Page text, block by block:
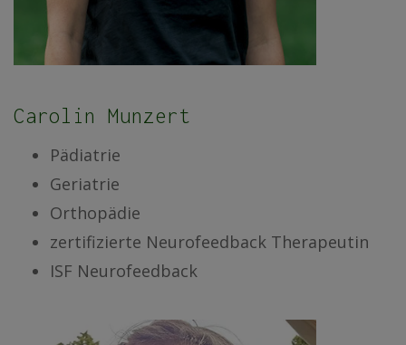
Carolin Munzert
Pädiatrie
Geriatrie
Orthopädie
zertifizierte Neurofeedback Therapeutin
ISF Neurofeedback